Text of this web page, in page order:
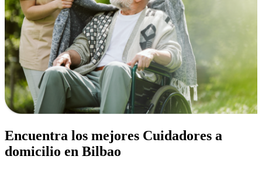
Encuentra los mejores Cuidadores a
domicilio en Bilbao